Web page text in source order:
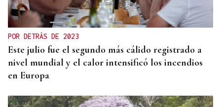
POR DETRÁS DE 2023
Este julio fue el segundo más cálido registrado a
nivel mundial y el calor intensificó los incendios
en Europa